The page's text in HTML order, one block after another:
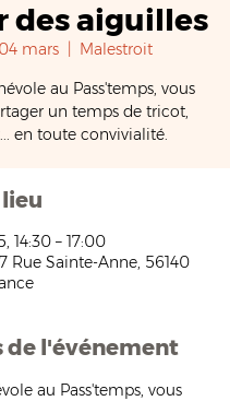
des aiguilles
mars
  |
Malestroit
au Pass'temps, vous
un temps de tricot,
en toute convivialité.
14:30 – 17:00
Rue Sainte-Anne, 56140
de l'événement
au Pass'temps, vous